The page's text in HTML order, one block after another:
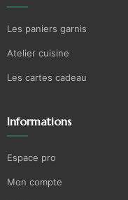
Les paniers garnis
Atelier cuisine
Les cartes cadeau
Informations
Espace pro
Mon compte